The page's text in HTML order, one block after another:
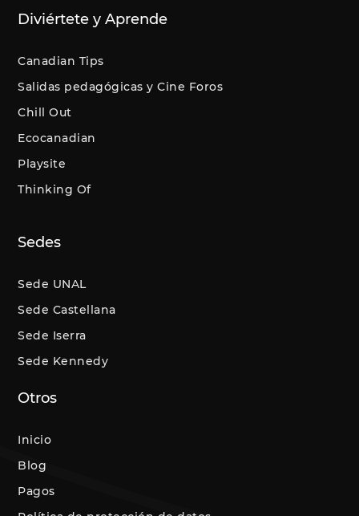
Diviértete y Aprende
Canadian Tips
Salidas pedagógicas y Cine Foros
Chill Out
Ecocanadian
Playsite
Thinking Of
Sedes
Sede UNAL
Sede Castellana
Sede Iserra
Sede Kennedy
Otros
Inicio
Blog
Pagos